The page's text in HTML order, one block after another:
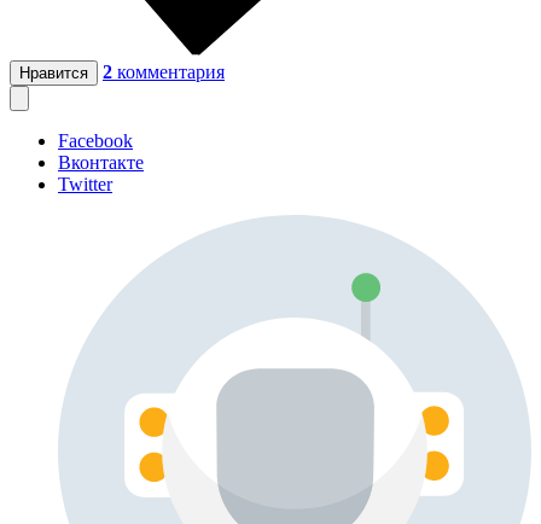
Нравится 2 комментария
Facebook
Вконтакте
Twitter